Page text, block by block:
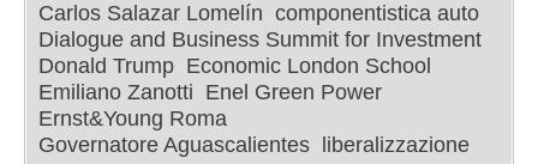
Carlos Salazar Lomelín componentistica auto
Dialogue and Business Summit for Investment
Donald Trump Economic London School
Emiliano Zanotti Enel Green Power
Ernst&Young Roma
Governatore Aguascalientes
liberalizzazione